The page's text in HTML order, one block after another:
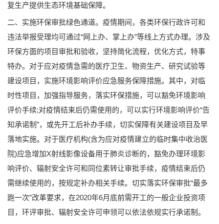
复生产提供生态环境基础保障。
二、实施环保审批绿色通道。疫情期间，各类环保行政许可和
违法举报受理均可通过“网上办、掌上办”等线上方式办理。涉及
环保方面的项目审批和验收，坚持简化流程，优化方式，特事
特办。对于应对疫情急需的医疗卫生、物资生产、研究试验等
建设项目，实施环境影响评价应急服务保障措施。其中，对临
时性项目，加强指导服务，落实环保措施，可以豁免环境影响
评价手续;对疫情结束后仍需使用的，可以实行环境影响评价“告
知承诺制”，或先开工后补办手续，切实保障有关建设项目及早
落地实施。对于医疗机构(含为应对疫情建立的临时集中收治医
院)应急增加X射线影像设备用于肺炎诊断的，豁免办理环境影
响评价、辐射安全许可和同位素转让审批手续，疫情结束后仍
需继续使用的，按规定补办相关手续。切实落实环保审批“最多
跑一次”改革要求，在2020年6月底前需开工的一般企业投资项
目，环评审批、辐射安全许可申领可以依法依规实行承诺制。